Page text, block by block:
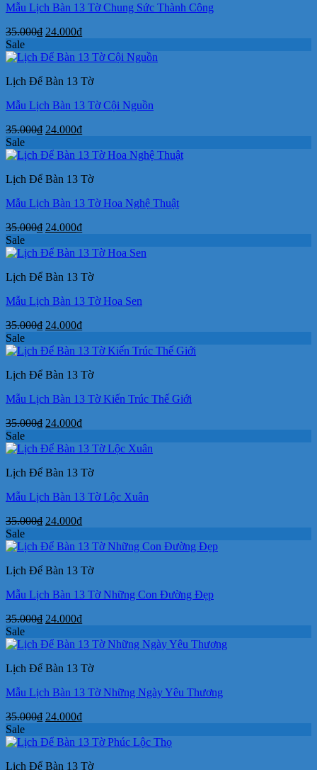
Mẫu Lịch Bàn 13 Tờ Chung Sức Thành Công
35.000₫ Giá
là:
24.000₫Giá
tại
24.000₫.
Sale
Lịch Để Bàn 13 Tờ
Mẫu Lịch Bàn 13 Tờ Cội Nguồn
35.000₫ Giá
là:
24.000₫Giá
tại
24.000₫.
Sale
Lịch Để Bàn 13 Tờ
Mẫu Lịch Bàn 13 Tờ Hoa Nghệ Thuật
35.000₫ Giá
là:
24.000₫Giá
tại
24.000₫.
Sale
Lịch Để Bàn 13 Tờ
Mẫu Lịch Bàn 13 Tờ Hoa Sen
35.000₫ Giá
là:
24.000₫Giá
tại
24.000₫.
Sale
Lịch Để Bàn 13 Tờ
Mẫu Lịch Bàn 13 Tờ Kiến Trúc Thế Giới
35.000₫ Giá
là:
24.000₫Giá
tại
24.000₫.
Sale
Lịch Để Bàn 13 Tờ
Mẫu Lịch Bàn 13 Tờ Lộc Xuân
35.000₫ Giá
là:
24.000₫Giá
tại
24.000₫.
Sale
Lịch Để Bàn 13 Tờ
Mẫu Lịch Bàn 13 Tờ Những Con Đường Đẹp
35.000₫ Giá
là:
24.000₫Giá
tại
24.000₫.
Sale
Lịch Để Bàn 13 Tờ
Mẫu Lịch Bàn 13 Tờ Những Ngày Yêu Thương
35.000₫ Giá
là:
24.000₫Giá
tại
24.000₫.
Sale
Lịch Để Bàn 13 Tờ